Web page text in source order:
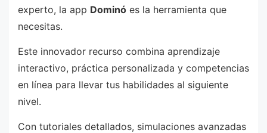
experto, la app Dominó es la herramienta que
necesitas.
Este innovador recurso combina aprendizaje
interactivo, práctica personalizada y competencias
en línea para llevar tus habilidades al siguiente
nivel.
Con tutoriales detallados, simulaciones avanzadas